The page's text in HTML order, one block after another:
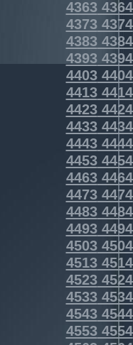
43634364
43734374
43834384
43934394
44034404
44134414
44234424
44334434
44434444
44534454
44634464
44734474
44834484
44934494
45034504
45134514
45234524
45334534
45434544
45534554